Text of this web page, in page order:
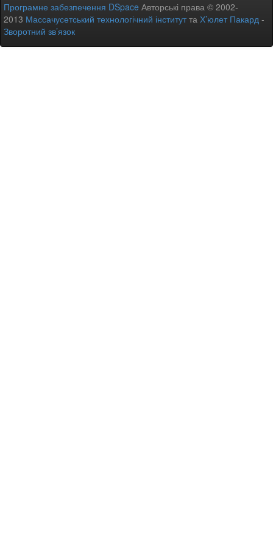
Програмне забезпечення DSpace Авторські права © 2002-
2013 Массачусетський технологічний інститутта Х’юлет Пакард -
Зворотний зв’язок